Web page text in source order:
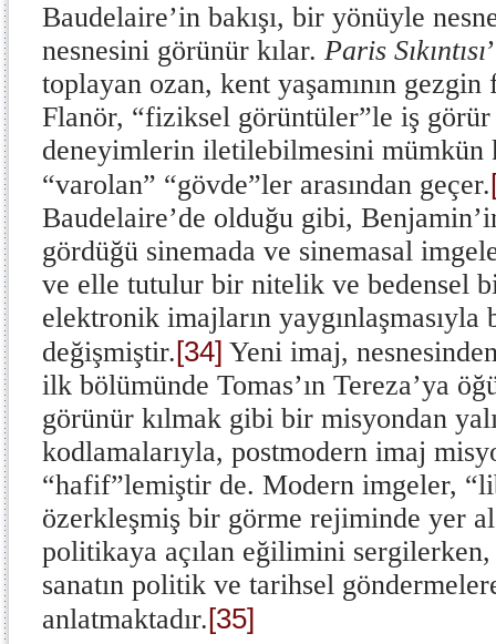
Baudelaire’in bakışı, bir yönüyle
nesnesini görünür kılar. Paris Sıkıntısı
toplayan ozan, kent yaşamının
Flanör, “fiziksel görüntüler”le iş
deneyimlerin iletilebilmesini mümkün
“varolan” “gövde”ler arasından geçer.
Baudelaire’de olduğu gibi,
gördüğü sinemada ve sinemasal
ve elle tutulur bir nitelik ve bedensel
elektronik imajların
değişmiştir.[34] Yeni imaj,
ilk bölümünde Tomas’ın Tereza’ya
görünür kılmak gibi bir misyondan
kodlamalarıyla, postmodern imaj
“hafif”lemiştir de. Modern imgeler,
özerkleşmiş bir görme rejiminde yer
politikaya açılan eğilimini
sanatın politik ve tarihsel göndermelere
anlatmaktadır.[35]